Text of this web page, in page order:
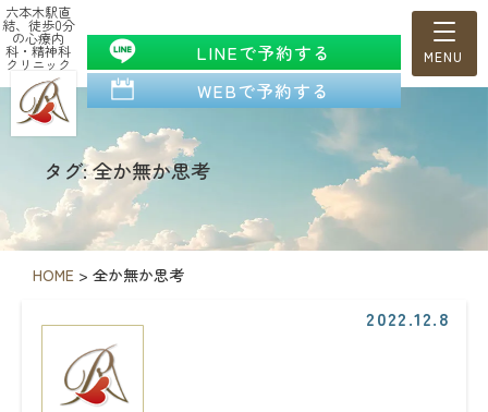
六本木駅直
結、徒歩0分
の心療内
科・精神科
クリニック
LINEで予約する
WEBで予約する
タグ: 全か無か思考
HOME > 全か無か思考
2022.12.8